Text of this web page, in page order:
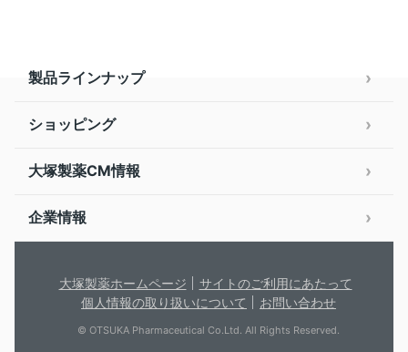
製品ラインナップ
ショッピング
大塚製薬CM情報
企業情報
大塚製薬ホームページ
サイトのご利用にあたって
個人情報の取り扱いについて
お問い合わせ
© OTSUKA Pharmaceutical Co.Ltd. All Rights Reserved.